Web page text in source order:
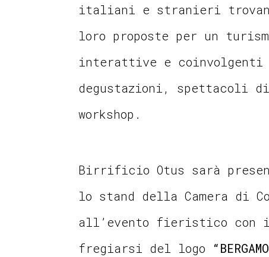
italiani e stranieri
loro proposte per un
interattive e coinvolgenti
degustazioni, spettacoli
workshop.
Birrificio Otus sarà
lo stand della Camera di
all’evento fieristico con
fregiarsi del logo